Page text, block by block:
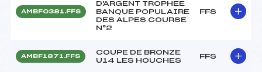
AMBF0381.FFS
D'ARGENT TROPHEE
BANQUE POPULAIRE
DES ALPES COURSE
N°2
FFS
AMBF1871.FFS
COUPE DE BRONZE
U14 LES HOUCHES
FFS